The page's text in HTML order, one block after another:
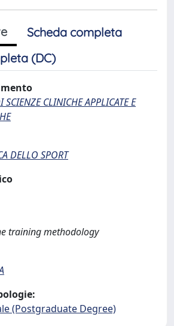
Scheda completa
(DC)
CLINICHE APPLICATE E
DELLO SPORT
training methodology
(Postgraduate Degree)